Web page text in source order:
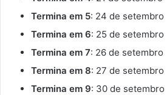
Termina em 5: 24 de setembro
Termina em 6: 25 de setembro
Termina em 7: 26 de setembro
Termina em 8: 27 de setembro
Termina em 9: 30 de setembro